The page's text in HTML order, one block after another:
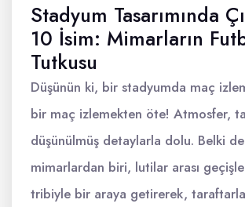
Stadyum Tasarımında
10 İsim: Mimarların
Tutkusu
Düşünün ki, bir stadyumda maç
bir maç izlemekten öte! Atmosfer,
düşünülmüş detaylarla dolu. Belki
mimarlardan biri, lutilar arası
tribiyle bir araya getirerek,